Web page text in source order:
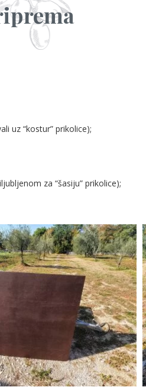
uz “kostur” prikolice);
za “šasiju” prikolice);